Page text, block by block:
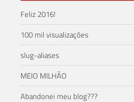
Feliz 2016!
100 mil visualizações
slug-aliases
MEIO MILHÃO
Abandonei meu blog???